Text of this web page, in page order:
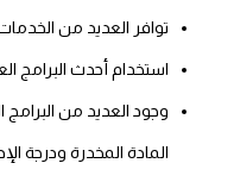
توافر العديد من الخدمات
استخدام أحدث البرامج
وجود العديد من البرامج
المادة المخدرة ودرجة